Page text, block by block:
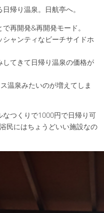
帰り温泉。日航亭へ。
再開発&再開発モード。
ャンティなビーチサイドホ
てきて日帰り温泉の価格が
温泉みたいのが増えてしま
つくりで1000円で日帰り可
民にはちょうどいい施設なの